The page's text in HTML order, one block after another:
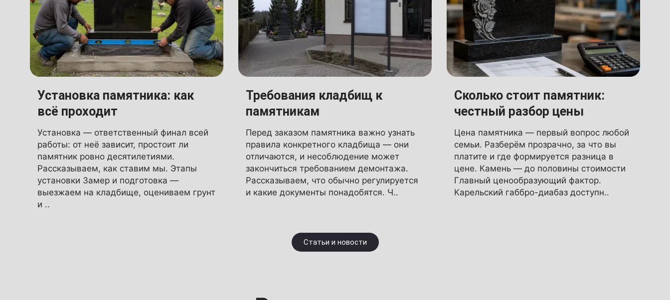
Установка памятника: как
всё проходит
Установка — ответственный финал всей
работы: от неё зависит, простоит ли
памятник ровно десятилетиями.
Рассказываем, как ставим мы. Этапы
установки Замер и подготовка —
выезжаем на кладбище, оцениваем грунт
и ..
Требования кладбищ к
памятникам
Перед заказом памятника важно узнать
правила конкретного кладбища — они
отличаются, и несоблюдение может
закончиться требованием демонтажа.
Рассказываем, что обычно регулируется
и какие документы понадобятся. Ч..
Сколько стоит памятник:
честный разбор цены
Цена памятника — первый вопрос любой
семьи. Разберём прозрачно, за что вы
платите и где формируется разница в
цене. Камень — до половины стоимости
Главный ценообразующий фактор.
Карельский габбро-диабаз доступн..
Статьи и новости